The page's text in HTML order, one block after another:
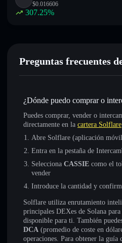
$0.016606
307.25%
Preguntas frecuentes
¿Dónde puedo comprar o
Puedes comprar, vender o
directamente en la cartera Solflare
Abre Solflare (aplicación
Entra en la pestaña de
Selecciona CASSIE como el
vender
Introduce la cantidad y
Solflare utiliza enrutamiento
principales DEXes de Solana
disponible para ti. También
DCA (promedio de coste en
operaciones. Para obtener la guía